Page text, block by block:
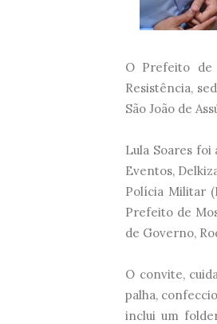
O Prefeito de
Resistência,
São João de
Lula Soares foi
Eventos,
Polícia Militar
Prefeito de
de Governo,
O convite,
palha,
inclui um